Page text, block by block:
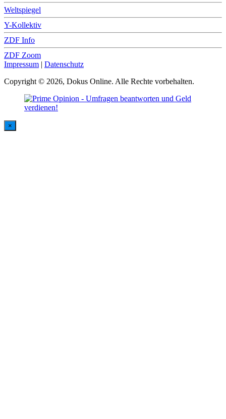
Weltspiegel
Y-Kollektiv
ZDF Info
ZDF Zoom
Impressum | Datenschutz
Copyright © 2026, Dokus Online. Alle Rechte vorbehalten.
×